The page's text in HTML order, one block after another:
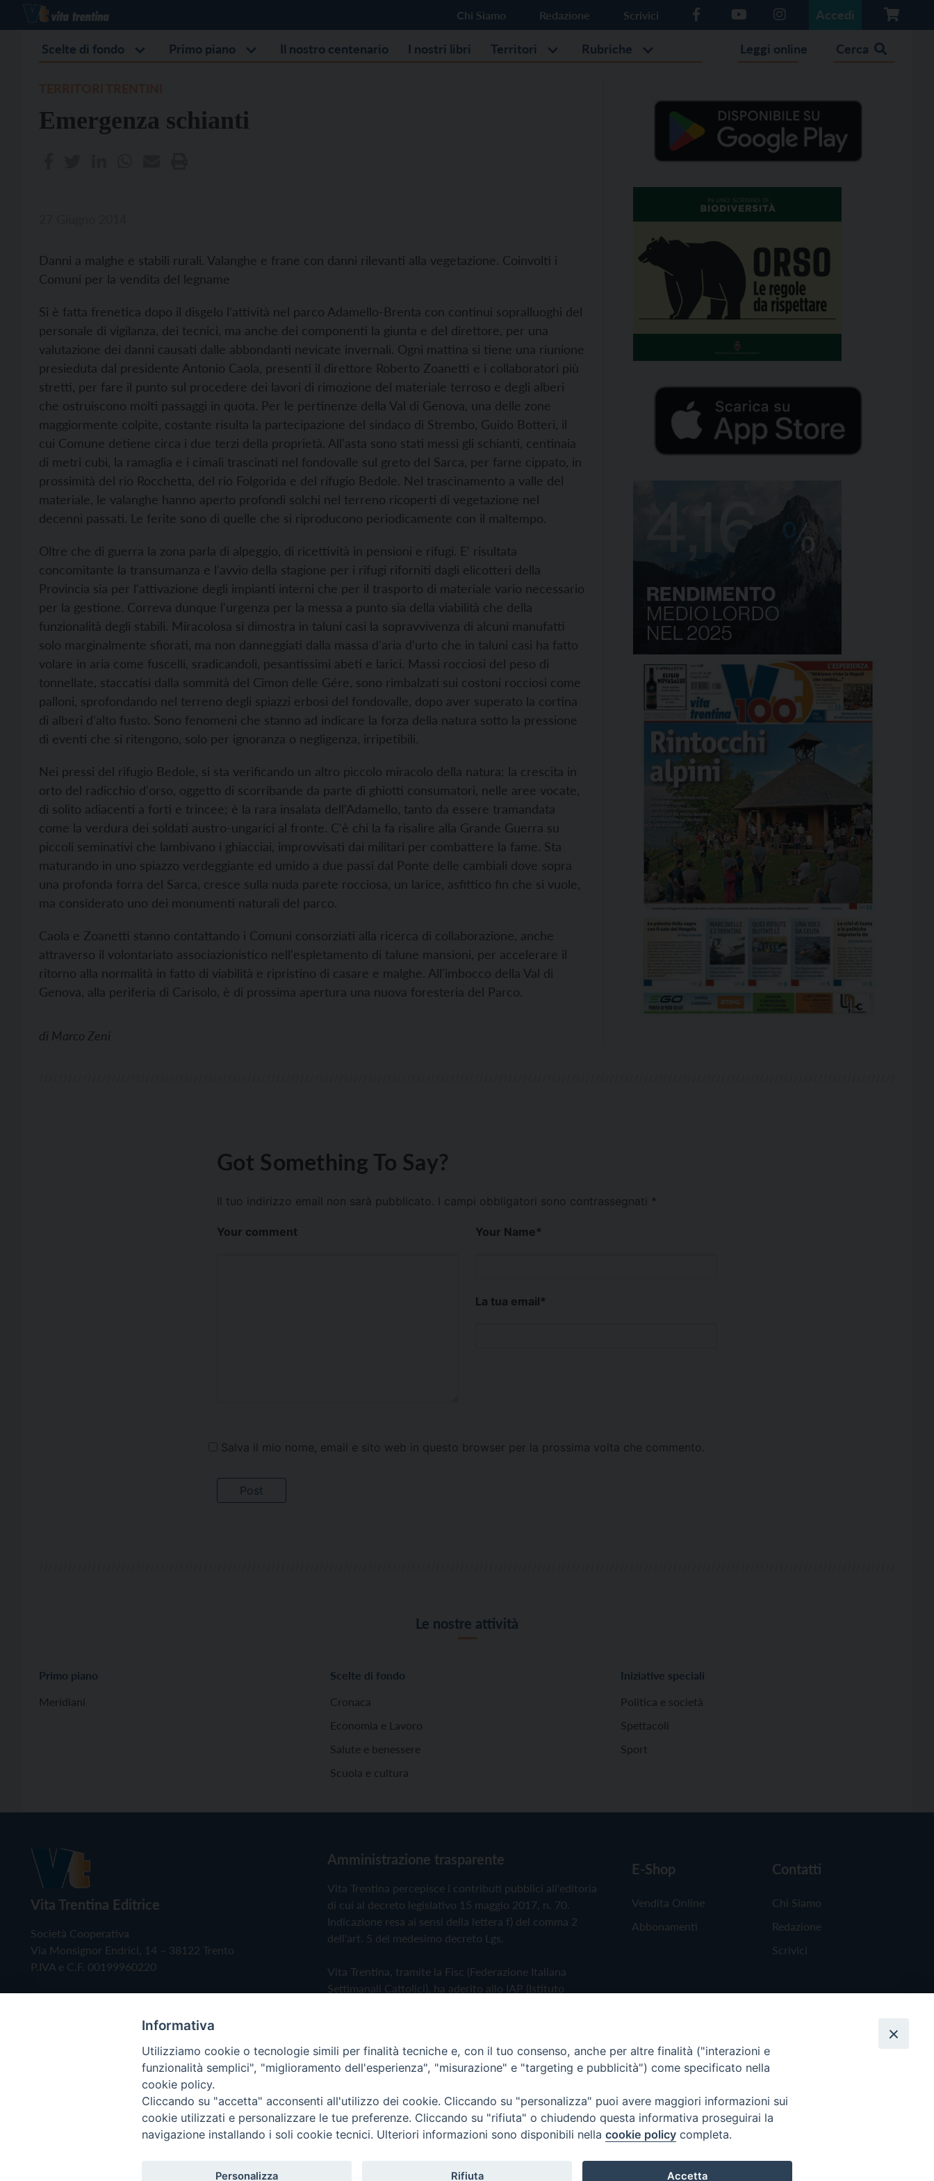
Chi Siamo Redazione Scrivici Accedi
Scelte di fondo Primo piano Il nostro centenario I nostri libri Territori Rubriche Leggi online Cerca
Emergenza schianti
Danni a malghe e stabili rurali. Valanghe e frane con danni rilevanti alla vegetazione. Coinvolti i
Comuni per la vendita del legname
Si è fatta frenetica dopo il disgelo l'attività nel parco Adamello-Brenta con continui sopralluoghi del
personale di vigilanza, dei tecnici, ma anche dei componenti la giunta e del direttore, per una
valutazione dei danni causati dalle abbondanti nevicate invernali. Ogni mattina si tiene una riunione
presieduta dal presidente Antonio Caola, presenti il direttore Roberto Zoanetti e i collaboratori più
stretti, per fare il punto sul procedere dei lavori di rimozione del materiale terroso e degli alberi
che ostruiscono molti passaggi in quota. Per le pertinenze della Val di Genova, una delle zone
maggiormente colpite, costante risulta la partecipazione del sindaco di Strembo, Guido Botteri, il
cui Comune detiene circa i due terzi della proprietà. All'asta sono stati messi gli schianti, centinaia
di metri cubi, la ramaglia e i cimali trascinati nel fondovalle sul greto del Sarca, per farne cippato, in
prossimità del rio Rocchetta, del rio Folgorida e del rifugio Bedole. Nel trascinamento a valle del
materiale, le valanghe hanno aperto profondi solchi nel terreno ricoperti di vegetazione nel
decenni passati. Le ferite sono di quelle che si riproducono periodicamente con il maltempo.
Oltre che di guerra la zona parla di alpeggio, di ricettività in pensioni e rifugi. E' risultata
concomitante la transumanza e l'avvio della stagione per i rifugi riforniti dagli elicotteri della
Provincia sia per l'attivazione degli impianti interni che per il trasporto di materiale vario necessario
per la gestione. Correva dunque l'urgenza per la messa a punto sia della viabilità che della
funzionalità degli stabili. Miracolosa si dimostra in taluni casi la sopravvivenza di alcuni manufatti
solo marginalmente sfiorati, ma non danneggiati dalla massa d'aria d'urto che in taluni casi ha fatto
volare in aria come fuscelli, sradicandoli, pesantissimi abeti e larici. Massi rocciosi del peso di
tonnellate, staccatisi dalla sommità del Cimon delle Gére, sono rimbalzati sui costoni rocciosi come
palloni, sprofondando nel terreno degli spiazzi erbosi del fondovalle, dopo aver superato la cortina
di alberi d'alto fusto. Sono fenomeni che stanno ad indicare la forza della natura sotto la pressione
di eventi che si ritengono, solo per ignoranza o negligenza, irripetibili.
Nei pressi del rifugio Bedole, si sta verificando un altro piccolo miracolo della natura: la crescita in
orto del radicchio d'orso, oggetto di scorribande da parte di ghiotti consumatori, nelle aree vocate,
di solito adiacenti a forti e trincee; è la rara insalata dell'Adamello, tanto da essere tramandata
come la verdura dei soldati austro-ungarici al fronte. C'è chi la fa risalire alla Grande Guerra su
piccoli seminativi che lambivano i ghiacciai, improvvisati dai militari per combattere la fame. Sta
maturando in uno spiazzo verdeggiante ed umido a due passi dal Ponte delle cambiali dove sopra
una profonda forra del Sarca, cresce sulla nuda parete rocciosa, un larice, asfittico fin che si vuole,
ma considerato uno dei monumenti naturali del parco.
Caola e Zoanetti stanno contattando i Comuni consorziati alla ricerca di collaborazione, anche
attraverso il volontariato associazionistico nell'espletamento di talune mansioni, per accelerare il
ritorno alla normalità in fatto di viabilità e ripristino di casare e malghe. All'imbocco della Val di
Genova, alla periferia di Carisolo, è di prossima apertura una nuova foresteria del Parco.
di Marco Zeni
Got Something To Say?
Il tuo indirizzo email non sarà pubblicato. I campi obbligatori sono contrassegnati *
Your comment Your Name*
La tua email*
Salva il mio nome, email e sito web in questo browser per la prossima volta che commento.
Le nostre attività
Primo piano
Meridiani
Scelte di fondo
Cronaca
Economia e Lavoro
Salute e benessere
Scuola e cultura
Iniziative speciali
Politica e società
Spettacoli
Sport
Vita Trentina Editrice
Società Cooperativa
Via Monsignor Endrici, 14 – 38122 Trento
P.IVA e C.F. 00199960220
Amministrazione trasparente
Vita Trentina percepisce i contributi pubblici all'editoria
di cui al decreto legislativo 15 maggio 2017, n. 70.
Indicazione resa ai sensi della lettera f) del comma 2
dell'art. 5 del medesimo decreto Lgs.
Vita Trentina, tramite la Fisc (Federazione Italiana
Settimanali Cattolici), ha aderito allo IAP (Istituto
Privacy Policy Cookie Policy
E-Shop
Vendita Online
Abbonamenti
Contatti
Chi Siamo
Redazione
Scrivici
Copyright © 2019 - Tutti i diritti riservati - Vita Trentina Editrice
Informativa
Utilizziamo cookie o tecnologie simili per finalità tecniche e, con il tuo consenso, anche per altre finalità ("interazioni e
funzionalità semplici", "miglioramento dell'esperienza", "misurazione" e "targeting e pubblicità") come specificato nella
cookie policy.
Cliccando su "accetta" acconsenti all'utilizzo dei cookie. Cliccando su "personalizza" puoi avere maggiori informazioni sui
cookie utilizzati e personalizzare le tue preferenze. Cliccando su "rifiuta" o chiudendo questa informativa proseguirai la
navigazione installando i soli cookie tecnici. Ulteriori informazioni sono disponibili nella cookie policy completa.
Personalizza Rifiuta Accetta